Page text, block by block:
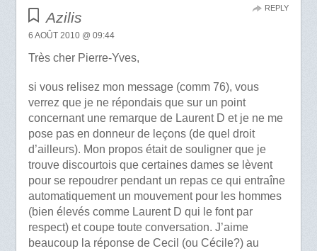
Azilis
6 AOÛT 2010 @ 09:44
Très cher Pierre-Yves,
si vous relisez mon message (comm 76), vous
verrez que je ne répondais que sur un point
concernant une remarque de Laurent D et je ne me
pose pas en donneur de leçons (de quel droit
d’ailleurs). Mon propos était de souligner que je
trouve discourtois que certaines dames se lèvent
pour se repoudrer pendant un repas ce qui entraîne
automatiquement un mouvement pour les hommes
(bien élevés comme Laurent D qui le font par
respect) et coupe toute conversation. J’aime
beaucoup la réponse de Cecil (ou Cécile?) au
REPLY